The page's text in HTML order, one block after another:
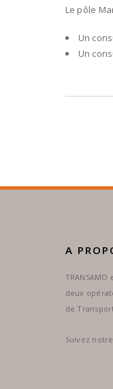
Le pôle
Un
Un
A
deux
de
Suivez